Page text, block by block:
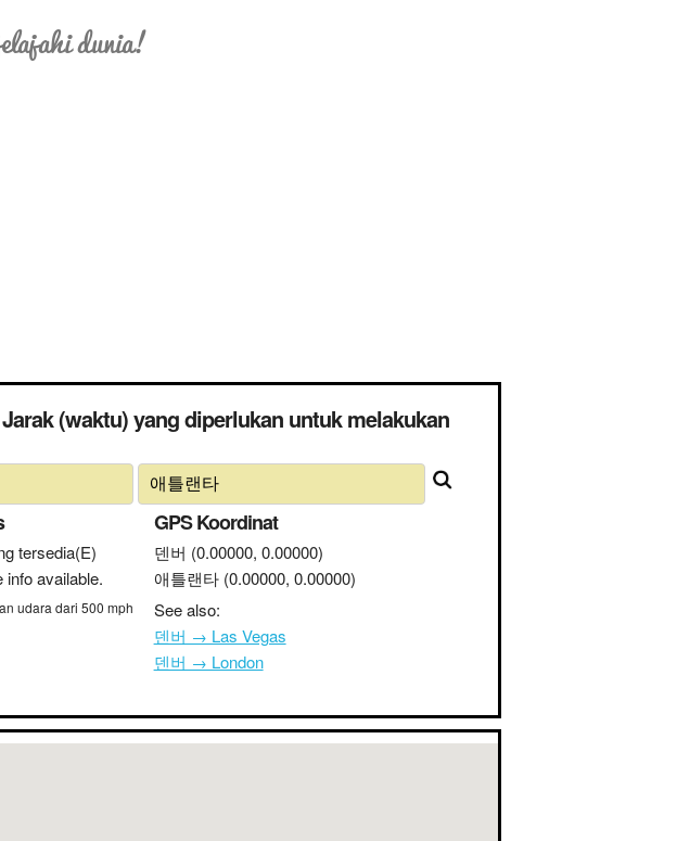
dunia!
(waktu) yang diperlukan untuk melakukan
tersedia(E)
available.
udara dari 500 mph
GPS Koordinat
덴버 (0.00000, 0.00000)
애틀랜타 (0.00000, 0.00000)
See also:
덴버 → Las Vegas
덴버 → London